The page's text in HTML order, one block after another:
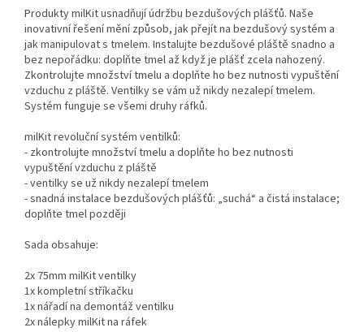
Produkty milKit usnadňují údržbu bezdušových plášťů. Naše
inovativní řešení mění způsob, jak přejít na bezdušový systém a
jak manipulovat s tmelem. Instalujte bezdušové pláště snadno a
bez nepořádku: doplňte tmel až když je plášť zcela nahozený.
Zkontrolujte množství tmelu a doplňte ho bez nutnosti vypuštění
vzduchu z pláště. Ventilky se vám už nikdy nezalepí tmelem.
Systém funguje se všemi druhy ráfků.
milKit revoluční systém ventilků:
- zkontrolujte množství tmelu a doplňte ho bez nutnosti
vypuštění vzduchu z pláště
- ventilky se už nikdy nezalepí tmelem
- snadná instalace bezdušových plášťů: „suchá“ a čistá instalace;
doplňte tmel později
Sada obsahuje:
2x 75mm milKit ventilky
1x kompletní stříkačku
1x nářadí na demontáž ventilku
2x nálepky milKit na ráfek